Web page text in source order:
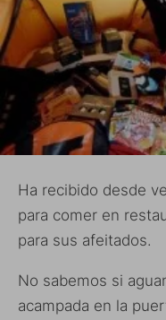
Ha recibido desde
para comer en
para sus afeitados.
No sabemos si
acampada en la